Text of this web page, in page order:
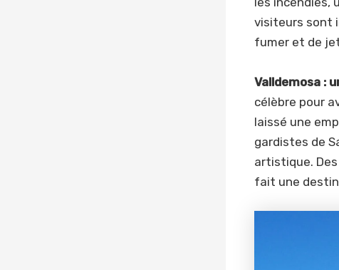
visiteurs sont
fumer et de
Valldemosa :
célèbre pour
laissé une
gardistes de
artistique.
fait une